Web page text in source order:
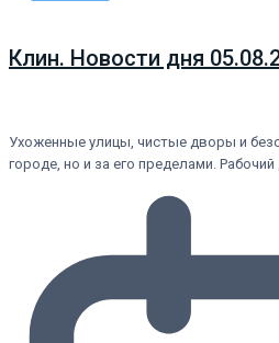
Клин. Новости дня
Ухоженные улицы, чистые дворы и
городе, но и за его пределами. Рабочий